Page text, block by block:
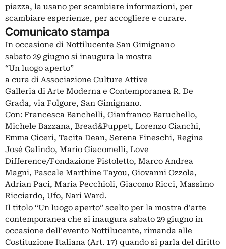
piazza, la usano per scambiare informazioni, per
scambiare esperienze, per accogliere e curare.
Comunicato stampa
In occasione di Nottilucente San Gimignano
sabato 29 giugno si inaugura la mostra
“Un luogo aperto”
a cura di Associazione Culture Attive
Galleria di Arte Moderna e Contemporanea R. De
Grada, via Folgore, San Gimignano.
Con: Francesca Banchelli, Gianfranco Baruchello,
Michele Bazzana, Bread&Puppet, Lorenzo Cianchi,
Emma Ciceri, Tacita Dean, Serena Fineschi, Regina
José Galindo, Mario Giacomelli, Love
Difference/Fondazione Pistoletto, Marco Andrea
Magni, Pascale Marthine Tayou, Giovanni Ozzola,
Adrian Paci, Maria Pecchioli, Giacomo Ricci, Massimo
Ricciardo, Ufo, Nari Ward.
Il titolo “Un luogo aperto” scelto per la mostra d'arte
contemporanea che si inaugura sabato 29 giugno in
occasione dell'evento Nottilucente, rimanda alle
Costituzione Italiana (Art. 17) quando si parla del diritto